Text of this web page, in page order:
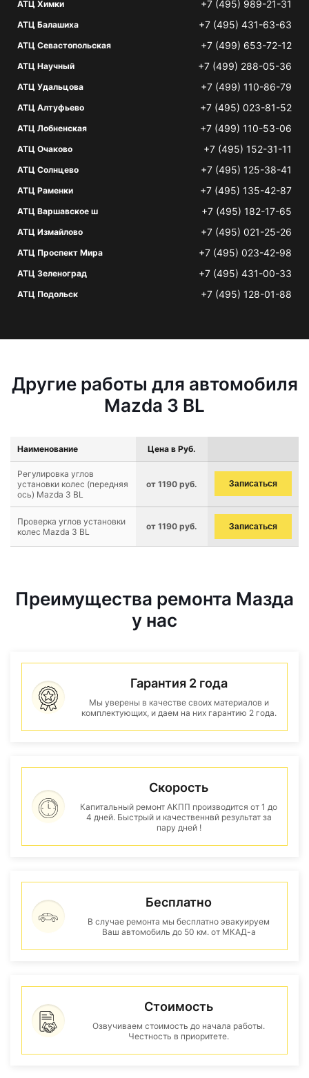
АТЦ Химки +7 (495) 989-21-31
АТЦ Балашиха +7 (495) 431-63-63
АТЦ Севастопольская +7 (499) 653-72-12
АТЦ Научный +7 (499) 288-05-36
АТЦ Удальцова +7 (499) 110-86-79
АТЦ Алтуфьево +7 (495) 023-81-52
АТЦ Лобненская +7 (499) 110-53-06
АТЦ Очаково +7 (495) 152-31-11
АТЦ Солнцево +7 (495) 125-38-41
АТЦ Раменки +7 (495) 135-42-87
АТЦ Варшавское ш +7 (495) 182-17-65
АТЦ Измайлово +7 (495) 021-25-26
АТЦ Проспект Мира +7 (495) 023-42-98
АТЦ Зеленоград +7 (495) 431-00-33
АТЦ Подольск +7 (495) 128-01-88
Другие работы для автомобиля
Mazda 3 BL
Наименование Цена в Руб.
Регулировка углов
установки колес (передняя
ось) Mazda 3 BL
от 1190 руб. Записаться
Проверка углов установки
колес Mazda 3 BL
от 1190 руб. Записаться
Преимущества ремонта Мазда
у нас
Гарантия 2 года
Мы уверены в качестве своих материалов и
комплектующих, и даем на них гарантию 2 года.
Скорость
Капитальный ремонт АКПП производится от 1 до
4 дней. Быстрый и качественнвй результат за
пару дней !
Бесплатно
В случае ремонта мы бесплатно эвакуируем
Ваш автомобиль до 50 км. от МКАД-а
Стоимость
Озвучиваем стоимость до начала работы.
Честность в приоритете.